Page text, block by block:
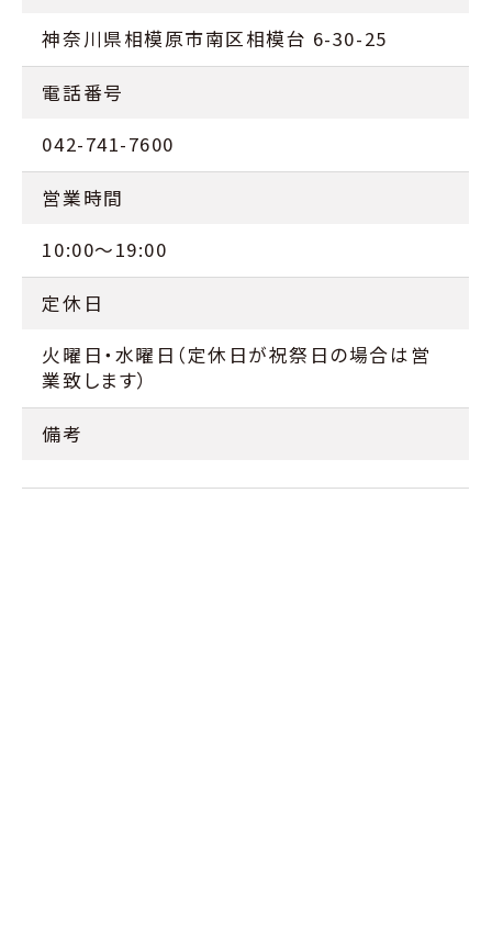
神奈川県相模原市南区相模台 6-30-25
電話番号
042-741-7600
営業時間
10:00～19:00
定休日
火曜日・水曜日（定休日が祝祭日の場合は営
業致します）
備考